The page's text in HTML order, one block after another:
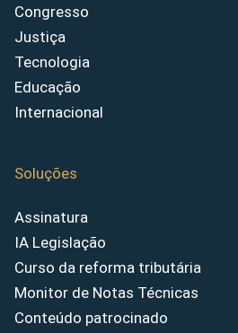
Congresso
Justiça
Tecnologia
Educação
Internacional
Soluções
Assinatura
IA Legislação
Curso da reforma tributária
Monitor de Notas Técnicas
Conteúdo patrocinado